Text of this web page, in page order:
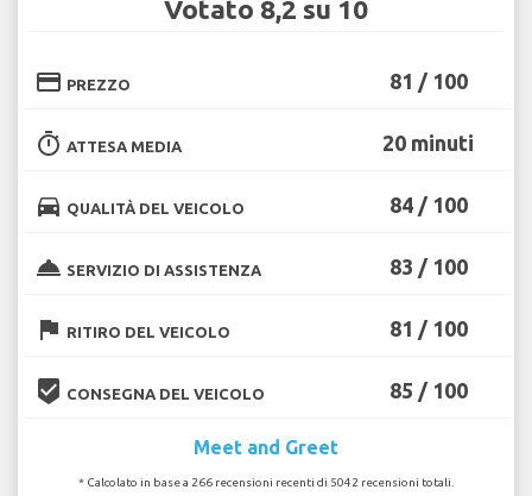
Votato 8,2 su 10
credit_card PREZZO 81 / 100
timer ATTESA MEDIA 20 minuti
directions_car QUALITÀ DEL VEICOLO 84 / 100
room_service SERVIZIO DI ASSISTENZA 83 / 100
flag RITIRO DEL VEICOLO 81 / 100
beenhere CONSEGNA DEL VEICOLO 85 / 100
Meet and Greet
* Calcolato in base a 266 recensioni recenti di 5042 recensioni totali.